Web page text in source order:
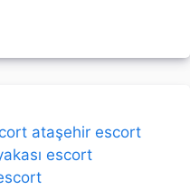
ataşehir escort
escort